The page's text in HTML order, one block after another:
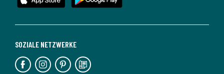
SOZIALE NETZWERKE